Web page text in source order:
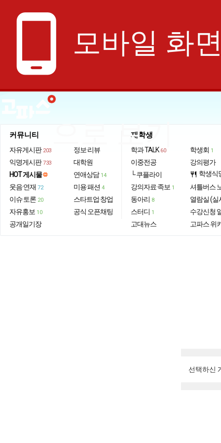
phone_android 모바일 화
으로 보기
커뮤니티
자유게시판 203
익명게시판 733
HOT 게시물
웃음·연재 72
이슈·토론 20
자유홍보 10
공개일기장
정보·리뷰
대학원
연애상담 14
미용·패션 4
스타트업·창업
공식 오픈채팅
재학생
학과 TALK 60
이중전공
└ 쿠플라이
강의자료·족보 1
동아리 8
스터디 1
고대뉴스
학생회 1
강의평가
restaurant 학생식
셔틀버스
열람실 (실
수강신청
고파스 위
선택하신